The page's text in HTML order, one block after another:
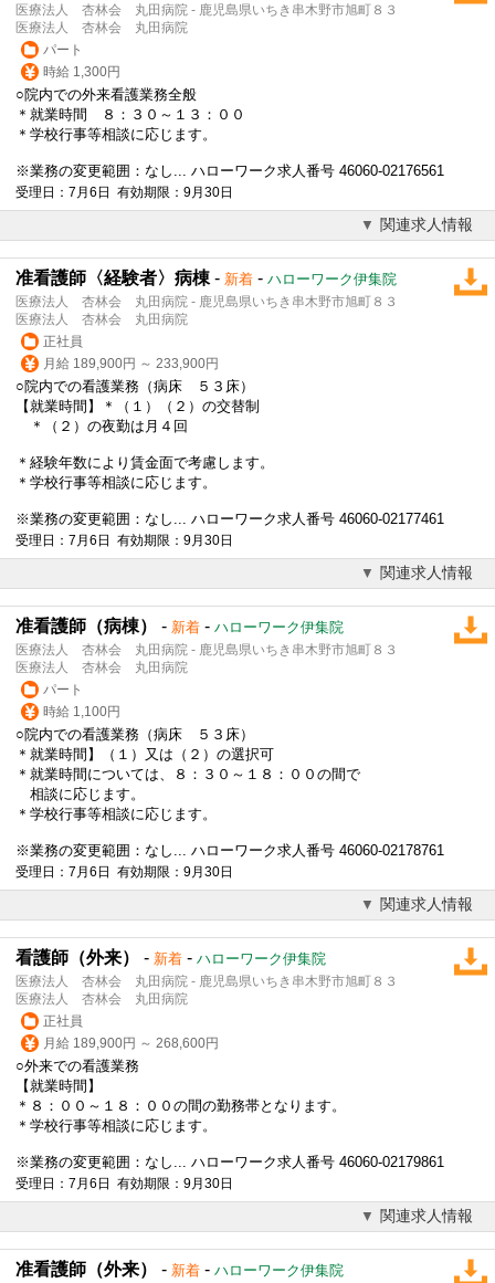
医療法人 杏林会 丸田病院 - 鹿児島県いちき串木野市旭町８３
医療法人 杏林会 丸田病院
パート
時給 1,300円
○院内での外来看護業務全般
＊就業時間 ８：３０～１３：００
＊学校行事等相談に応じます。
※業務の変更範囲：なし... ハローワーク求人番号 46060-02176561
受理日：7月6日 有効期限：9月30日
関連求人情報
准看護師〈経験者〉病棟 - 新着 - ハローワーク伊集院
医療法人 杏林会 丸田病院 - 鹿児島県いちき串木野市旭町８３
医療法人 杏林会 丸田病院
正社員
月給 189,900円 ～ 233,900円
○院内での看護業務（病床 ５３床）
【就業時間】＊（１）（２）の交替制
＊（２）の夜勤は月４回
＊経験年数により賃金面で考慮します。
＊学校行事等相談に応じます。
※業務の変更範囲：なし... ハローワーク求人番号 46060-02177461
受理日：7月6日 有効期限：9月30日
関連求人情報
准看護師（病棟） - 新着 - ハローワーク伊集院
医療法人 杏林会 丸田病院 - 鹿児島県いちき串木野市旭町８３
医療法人 杏林会 丸田病院
パート
時給 1,100円
○院内での看護業務（病床 ５３床）
＊就業時間】（１）又は（２）の選択可
＊就業時間については、８：３０～１８：００の間で
相談に応じます。
＊学校行事等相談に応じます。
※業務の変更範囲：なし... ハローワーク求人番号 46060-02178761
受理日：7月6日 有効期限：9月30日
関連求人情報
看護師（外来） - 新着 - ハローワーク伊集院
医療法人 杏林会 丸田病院 - 鹿児島県いちき串木野市旭町８３
医療法人 杏林会 丸田病院
正社員
月給 189,900円 ～ 268,600円
○外来での看護業務
【就業時間】
＊８：００～１８：００の間の勤務帯となります。
＊学校行事等相談に応じます。
※業務の変更範囲：なし... ハローワーク求人番号 46060-02179861
受理日：7月6日 有効期限：9月30日
関連求人情報
准看護師（外来） - 新着 - ハローワーク伊集院